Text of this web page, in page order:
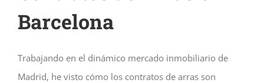
Barcelona
Trabajando en el dinámico mercado inmobiliario de
Madrid, he visto cómo los contratos de arras son